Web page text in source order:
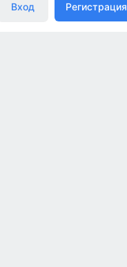
Вход Регистрация